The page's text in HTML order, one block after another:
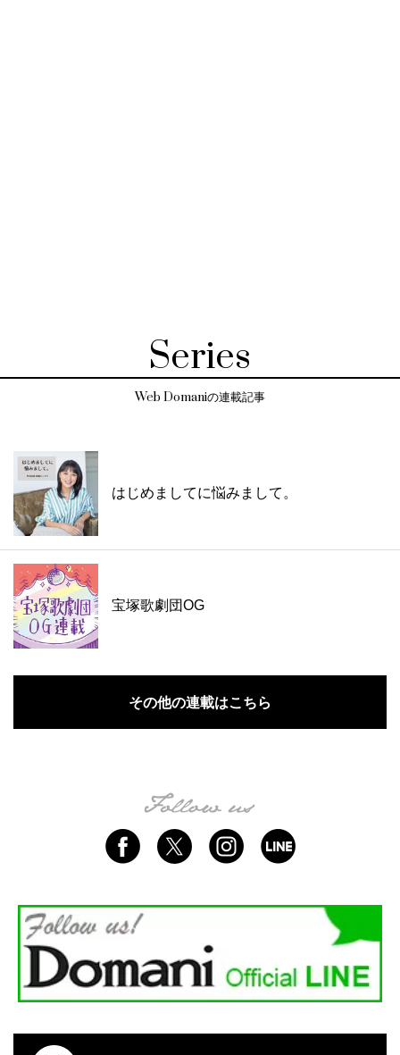
Series
Web Domaniの連載記事
はじめましてに悩みまして。
宝塚歌劇団OG
その他の連載はこちら